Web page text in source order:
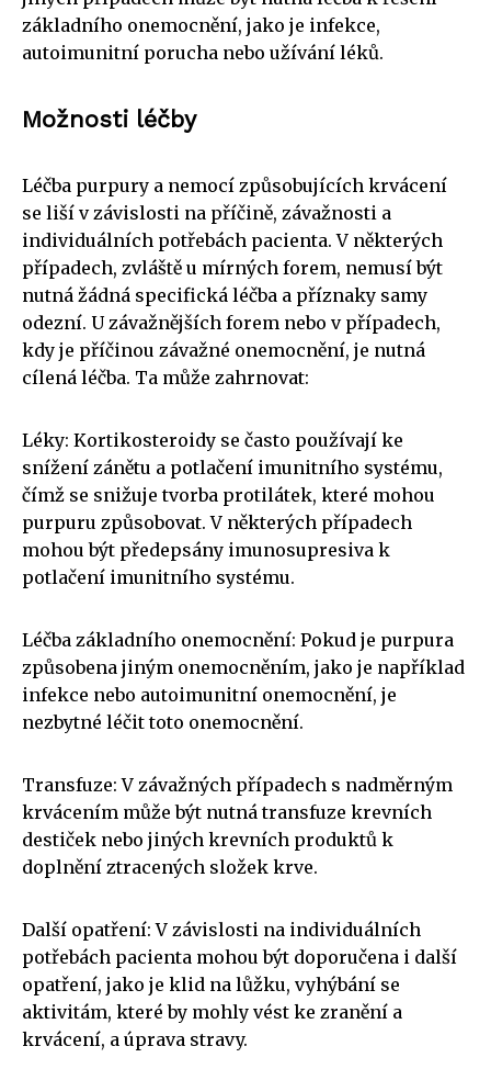
základního onemocnění, jako je infekce,
autoimunitní porucha nebo užívání léků.
Možnosti léčby
Léčba purpury a nemocí způsobujících krvácení
se liší v závislosti na příčině, závažnosti a
individuálních potřebách pacienta. V některých
případech, zvláště u mírných forem, nemusí být
nutná žádná specifická léčba a příznaky samy
odezní. U závažnějších forem nebo v případech,
kdy je příčinou závažné onemocnění, je nutná
cílená léčba. Ta může zahrnovat:
Léky: Kortikosteroidy se často používají ke
snížení zánětu a potlačení imunitního systému,
čímž se snižuje tvorba protilátek, které mohou
purpuru způsobovat. V některých případech
mohou být předepsány imunosupresiva k
potlačení imunitního systému.
Léčba základního onemocnění: Pokud je purpura
způsobena jiným onemocněním, jako je například
infekce nebo autoimunitní onemocnění, je
nezbytné léčit toto onemocnění.
Transfuze: V závažných případech s nadměrným
krvácením může být nutná transfuze krevních
destiček nebo jiných krevních produktů k
doplnění ztracených složek krve.
Další opatření: V závislosti na individuálních
potřebách pacienta mohou být doporučena i další
opatření, jako je klid na lůžku, vyhýbání se
aktivitám, které by mohly vést ke zranění a
krvácení, a úprava stravy.